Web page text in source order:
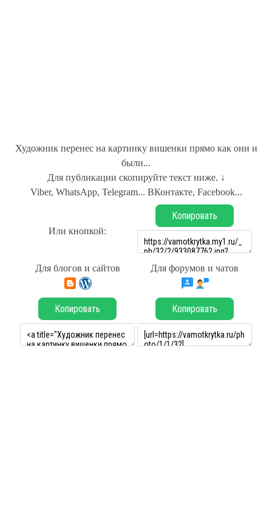
Художник перенес на картинку вишенки прямо как они и
были...
Для публикации скопируйте текст ниже. ↓
Viber, WhatsApp, Telegram... ВКонтакте, Facebook...
Или кнопкой:
Копировать
Для блогов и сайтов Для форумов и чатов
Копировать Копировать